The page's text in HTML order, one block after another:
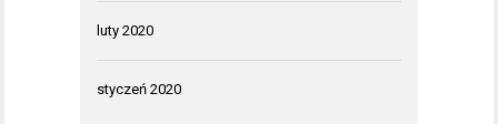
luty 2020
styczeń 2020